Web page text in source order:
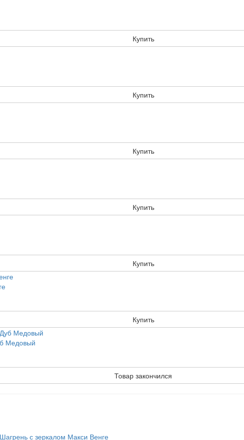
Купить
Купить
Купить
Купить
Купить
Купить
Медовый
Товар закончился